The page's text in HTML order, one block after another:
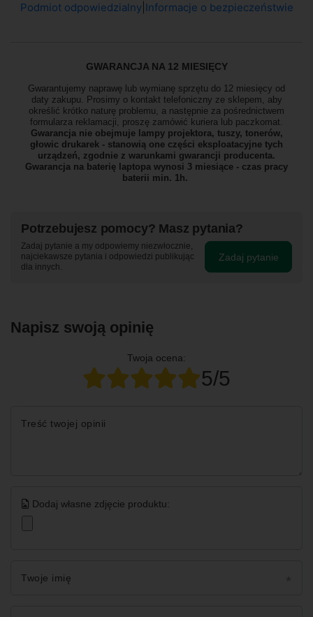
Podmiot odpowiedzialny| Informacje o bezpieczeństwie
GWARANCJA NA 12 MIESIĘCY
Gwarantujemy naprawę lub wymianę sprzętu do 12 miesięcy od
daty zakupu. Prosimy o kontakt telefoniczny ze sklepem, aby
określić krótko naturę problemu, a następnie za pośrednictwem
formularza reklamacji, proszę zamówić kuriera lub paczkomat.
Gwarancja nie obejmuje lampy projektora, tuszy, tonerów,
głowic drukarek - stanowią one części eksploatacyjne tych
urządzeń, zgodnie z warunkami gwarancji producenta.
Gwarancja na baterię laptopa wynosi 3 miesiące - czas pracy
baterii min. 1h.
Potrzebujesz pomocy? Masz pytania?
Zadaj pytanie a my odpowiemy niezwłocznie,
najciekawsze pytania i odpowiedzi publikując
dla innych.
Zadaj pytanie
Napisz swoją opinię
Twoja ocena:
5/5
Treść twojej opinii
Dodaj własne zdjęcie produktu:
Twoje imię